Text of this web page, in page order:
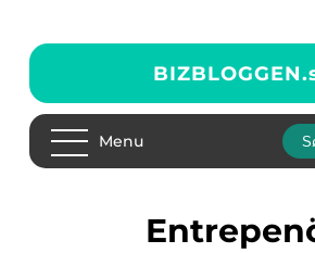
BIZBLOGGEN.
Menu